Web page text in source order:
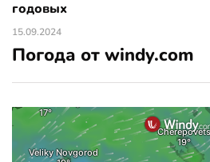
годовых
15.09.2024
Погода от windy.com